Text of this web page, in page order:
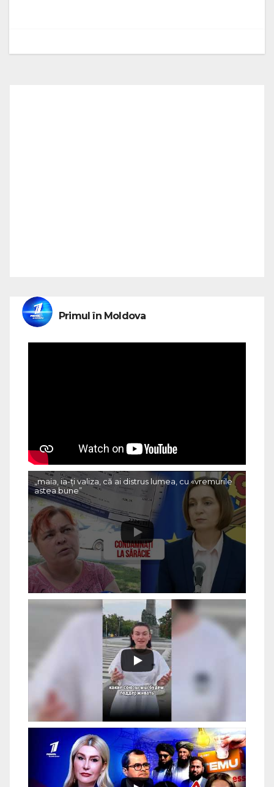
Primul în Moldova
„maia, ia-ți valiza, că ai distrus lumea, cu «vremurile
astea bune”